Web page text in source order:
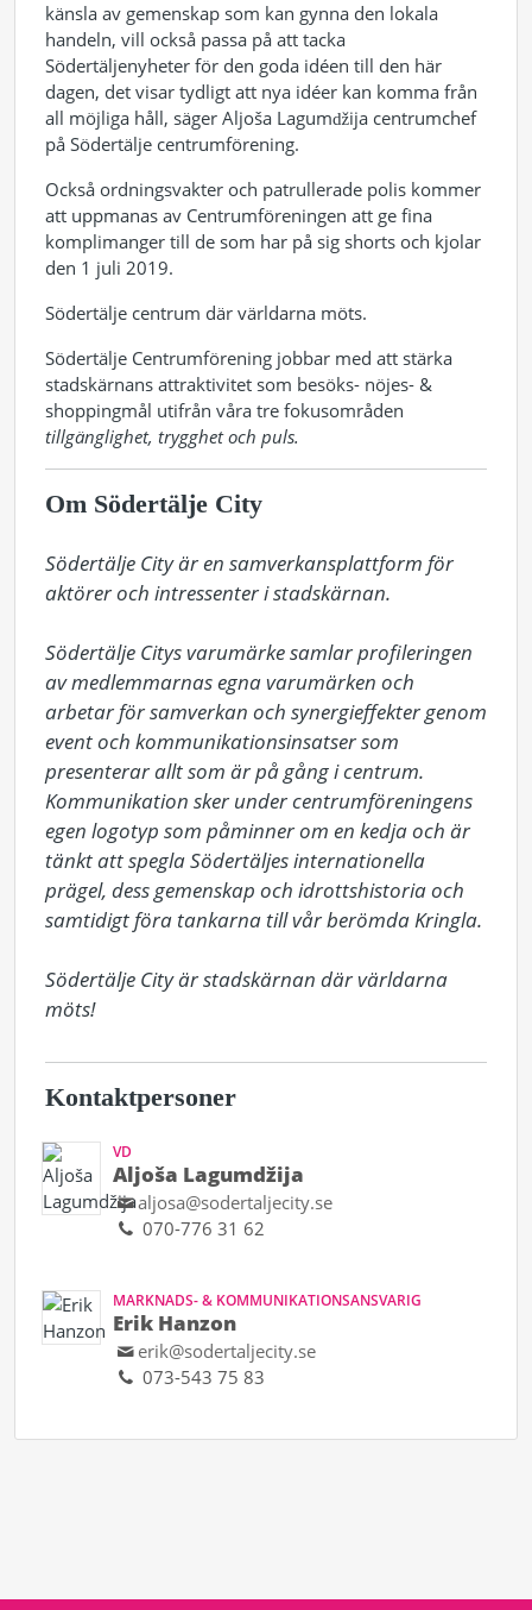
känsla av gemenskap som kan gynna den lokala
handeln, vill också passa på att tacka
Södertäljenyheter för den goda idéen till den här
dagen, det visar tydligt att nya idéer kan komma från
all möjliga håll, säger Aljoša Lagumǆija centrumchef
på Södertälje centrumförening.
Också ordningsvakter och patrullerade polis kommer
att uppmanas av Centrumföreningen att ge fina
komplimanger till de som har på sig shorts och kjolar
den 1 juli 2019.
Södertälje centrum där världarna möts.
Södertälje Centrumförening jobbar med att stärka
stadskärnans attraktivitet som besöks- nöjes- &
shoppingmål utifrån våra tre fokusområden
tillgänglighet, trygghet och puls.
Om Södertälje City
Södertälje City är en samverkansplattform för
aktörer och intressenter i stadskärnan.
Södertälje Citys varumärke samlar profileringen
av medlemmarnas egna varumärken och
arbetar för samverkan och synergieffekter genom
event och kommunikationsinsatser som
presenterar allt som är på gång i centrum.
Kommunikation sker under centrumföreningens
egen logotyp som påminner om en kedja och är
tänkt att spegla Södertäljes internationella
prägel, dess gemenskap och idrottshistoria och
samtidigt föra tankarna till vår berömda Kringla.
Södertälje City är stadskärnan där världarna
möts!
Kontaktpersoner
VD
Aljoša Lagumdžija
aljosa@sodertaljecity.se
070-776 31 62
MARKNADS- & KOMMUNIKATIONSANSVARIG
Erik Hanzon
erik@sodertaljecity.se
073-543 75 83